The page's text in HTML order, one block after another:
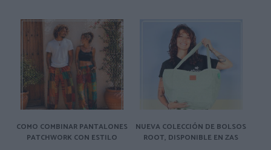
COMO COMBINAR PANTALONES
PATCHWORK CON ESTILO
NUEVA COLECCIÓN DE BOLSOS
ROOT, DISPONIBLE EN ZAS